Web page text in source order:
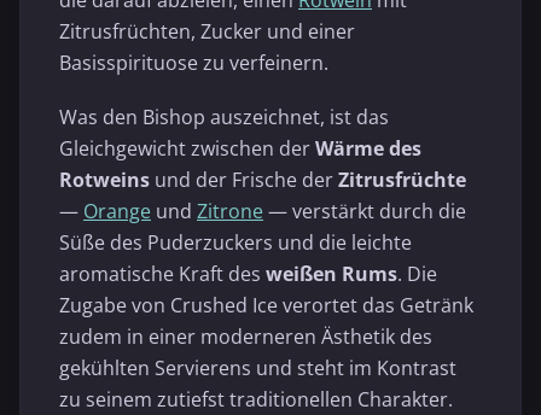
Zitrusfrüchten, Zucker und einer
Basisspirituose zu verfeinern.
Was den Bishop auszeichnet, ist das
Gleichgewicht zwischen derWärme des
Rotweins und der Frische derZitrusfrüchte
— Orange und Zitrone— verstärkt durch die
Süße des Puderzuckers und die leichte
aromatische Kraft des weißen Rums. Die
Zugabe von Crushed Ice verortet das Getränk
zudem in einer moderneren Ästhetik des
gekühlten Servierens und steht im Kontrast
zu seinem zutiefst traditionellen Charakter.